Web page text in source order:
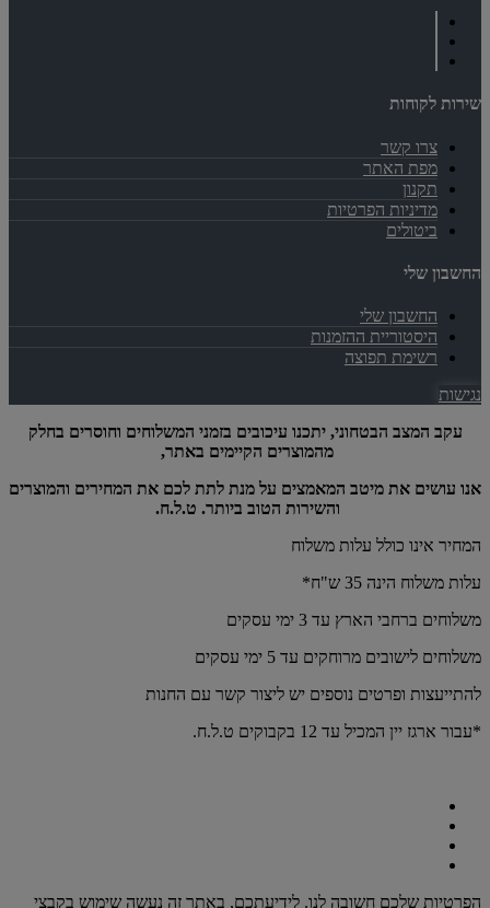
שירות לקוחות
צרו קשר
מפת האתר
תקנון
מדיניות הפרטיות
ביטולים
החשבון שלי
החשבון שלי
היסטוריית ההזמנות
רשימת תפוצה
נגישות
עקב המצב הבטחוני, יתכנו עיכובים בזמני המשלוחים וחוסרים בחלק
מהמוצרים הקיימים באתר,
אנו עושים את מיטב המאמצים על מנת לתת לכם את המחירים והמוצרים
והשירות הטוב ביותר. ט.ל.ח.
המחיר אינו כולל עלות משלוח
עלות משלוח הינה 35 ש"ח*
משלוחים ברחבי הארץ עד 3 ימי עסקים
משלוחים לישובים מרוחקים עד 5 ימי עסקים
להתייעצות ופרטים נוספים יש ליצור קשר עם החנות
*עבור ארגז יין המכיל עד 12 בקבוקים ט.ל.ח.
הפרטיות שלכם חשובה לנו. לידיעתכם, באתר זה נעשה שימוש בקבצי